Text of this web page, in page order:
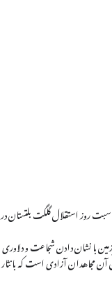
روز استقلال گلگت بلتستان در
در نخستین روز ماه نوامبر سال ۱۹۴۷، مردم غیور این سرزمین با نشان دادن شجاعت و دلاوری
آن مجاهدان آزادی است که با نثار